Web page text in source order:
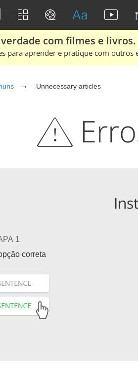
com filmes e livros.
para aprender e pratique com outros
Unnecessary articles
1
correta